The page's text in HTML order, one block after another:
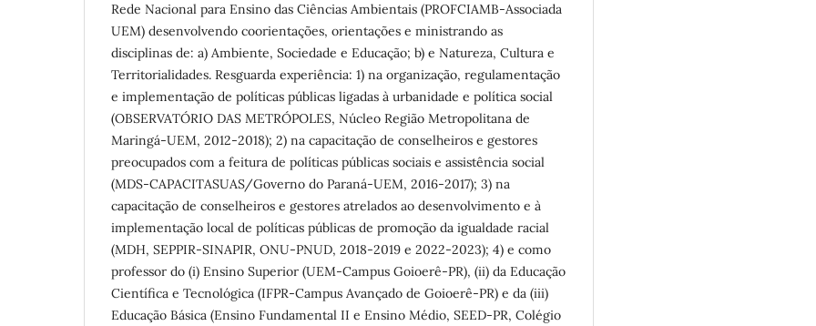
Rede Nacional para Ensino das Ciências Ambientais (PROFCIAMB-Associada
UEM) desenvolvendo coorientações, orientações e ministrando as
disciplinas de: a) Ambiente, Sociedade e Educação; b) e Natureza, Cultura e
Territorialidades. Resguarda experiência: 1) na organização, regulamentação
e implementação de políticas públicas ligadas à urbanidade e política social
(OBSERVATÓRIO DAS METRÓPOLES, Núcleo Região Metropolitana de
Maringá-UEM, 2012-2018); 2) na capacitação de conselheiros e gestores
preocupados com a feitura de políticas públicas sociais e assistência social
(MDS-CAPACITASUAS/Governo do Paraná-UEM, 2016-2017); 3) na
capacitação de conselheiros e gestores atrelados ao desenvolvimento e à
implementação local de políticas públicas de promoção da igualdade racial
(MDH, SEPPIR-SINAPIR, ONU-PNUD, 2018-2019 e 2022-2023); 4) e como
professor do (i) Ensino Superior (UEM-Campus Goioerê-PR), (ii) da Educação
Científica e Tecnológica (IFPR-Campus Avançado de Goioerê-PR) e da (iii)
Educação Básica (Ensino Fundamental II e Ensino Médio, SEED-PR, Colégio